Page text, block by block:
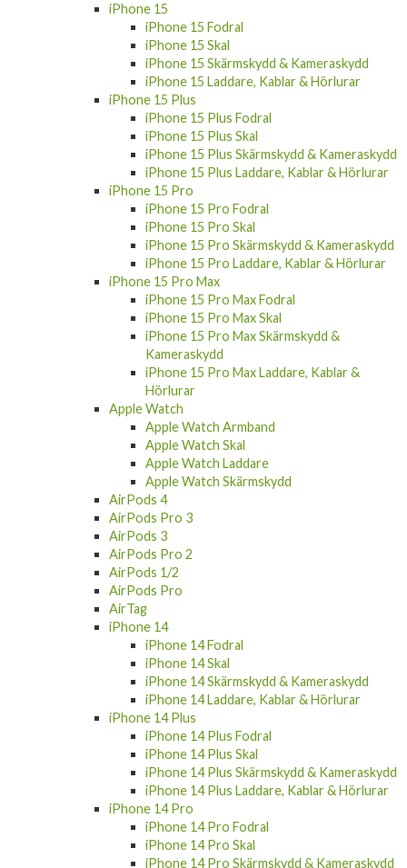
iPhone 15
iPhone 15 Fodral
iPhone 15 Skal
iPhone 15 Skärmskydd & Kameraskydd
iPhone 15 Laddare, Kablar & Hörlurar
iPhone 15 Plus
iPhone 15 Plus Fodral
iPhone 15 Plus Skal
iPhone 15 Plus Skärmskydd & Kameraskydd
iPhone 15 Plus Laddare, Kablar & Hörlurar
iPhone 15 Pro
iPhone 15 Pro Fodral
iPhone 15 Pro Skal
iPhone 15 Pro Skärmskydd & Kameraskydd
iPhone 15 Pro Laddare, Kablar & Hörlurar
iPhone 15 Pro Max
iPhone 15 Pro Max Fodral
iPhone 15 Pro Max Skal
iPhone 15 Pro Max Skärmskydd &
Kameraskydd
iPhone 15 Pro Max Laddare, Kablar &
Hörlurar
Apple Watch
Apple Watch Armband
Apple Watch Skal
Apple Watch Laddare
Apple Watch Skärmskydd
AirPods 4
AirPods Pro 3
AirPods 3
AirPods Pro 2
AirPods 1/2
AirPods Pro
AirTag
iPhone 14
iPhone 14 Fodral
iPhone 14 Skal
iPhone 14 Skärmskydd & Kameraskydd
iPhone 14 Laddare, Kablar & Hörlurar
iPhone 14 Plus
iPhone 14 Plus Fodral
iPhone 14 Plus Skal
iPhone 14 Plus Skärmskydd & Kameraskydd
iPhone 14 Plus Laddare, Kablar & Hörlurar
iPhone 14 Pro
iPhone 14 Pro Fodral
iPhone 14 Pro Skal
iPhone 14 Pro Skärmskydd & Kameraskydd